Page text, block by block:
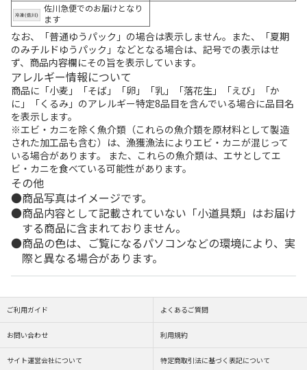
佐川急便でのお届けとなり
ます
なお、「普通ゆうパック」の場合は表示しません。また、「夏期
のみチルドゆうパック」などとなる場合は、記号での表示はせ
ず、商品内容欄にその旨を表示しています。
アレルギー情報について
商品に「小麦」「そば」「卵」「乳」「落花生」「えび」「か
に」「くるみ」のアレルギー特定8品目を含んでいる場合に品目名
を表示します。
※エビ・カニを除く魚介類（これらの魚介類を原材料として製造
された加工品も含む）は、漁獲漁法によりエビ・カニが混じって
いる場合があります。 また、これらの魚介類は、エサとしてエ
ビ・カニを食べている可能性があります。
その他
商品写真はイメージです。
商品内容として記載されていない「小道具類」はお届け
する商品に含まれておりません。
商品の色は、ご覧になるパソコンなどの環境により、実
際と異なる場合があります。
ご利用ガイド よくあるご質問
お問い合わせ 利用規約
サイト運営会社について 特定商取引法に基づく表記について